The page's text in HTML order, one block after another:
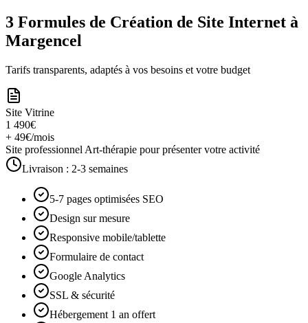
3 Formules de Création de Site Internet à
Margencel
Tarifs transparents, adaptés à vos besoins et votre budget
Site Vitrine
1 490€
+ 49€/mois
Site professionnel Art-thérapie pour présenter votre activité
Livraison : 2-3 semaines
5-7 pages optimisées SEO
Design sur mesure
Responsive mobile/tablette
Formulaire de contact
Google Analytics
SSL & sécurité
Hébergement 1 an offert